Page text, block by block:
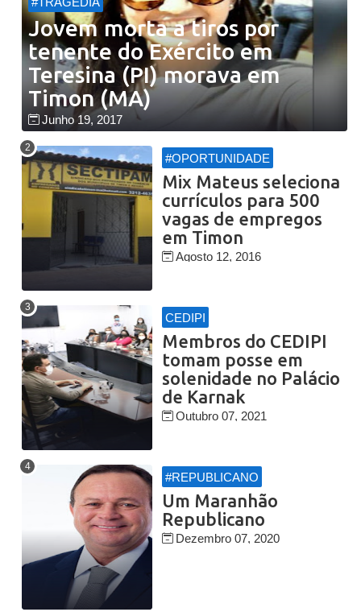
Jovem morta a tiros por
tenente do Exército em
Teresina (PI) morava em
Timon (MA)
Junho 19, 2017
#OPORTUNIDADE
Mix Mateus seleciona
currículos para 500
vagas de empregos
em Timon
Agosto 12, 2016
CEDIPI
Membros do CEDIPI
tomam posse em
solenidade no Palácio
de Karnak
Outubro 07, 2021
#REPUBLICANO
Um Maranhão
Republicano
Dezembro 07, 2020